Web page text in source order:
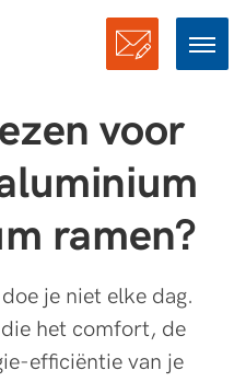
voor
ramen?
je niet elke dag.
het comfort, de
efficiëntie van je